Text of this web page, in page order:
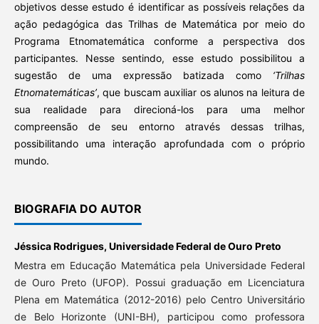
objetivos desse estudo é identificar as possíveis relações da
ação pedagógica das Trilhas de Matemática por meio do
Programa Etnomatemática conforme a perspectiva dos
participantes. Nesse sentindo, esse estudo possibilitou a
sugestão de uma expressão batizada como ‘Trilhas
Etnomatemáticas’, que buscam auxiliar os alunos na leitura de
sua realidade para direcioná-los para uma melhor
compreensão de seu entorno através dessas trilhas,
possibilitando uma interação aprofundada com o próprio
mundo.
BIOGRAFIA DO AUTOR
Jéssica Rodrigues, Universidade Federal de Ouro Preto
Mestra em Educação Matemática pela Universidade Federal
de Ouro Preto (UFOP). Possui graduação em Licenciatura
Plena em Matemática (2012-2016) pelo Centro Universitário
de Belo Horizonte (UNI-BH), participou como professora